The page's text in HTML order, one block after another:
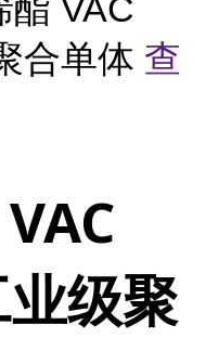
酯 VAC
合单体 查
级聚